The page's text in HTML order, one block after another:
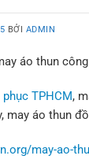
BỞI ADMIN
áo thun
TPHCM,
may áo thun
may-ao-